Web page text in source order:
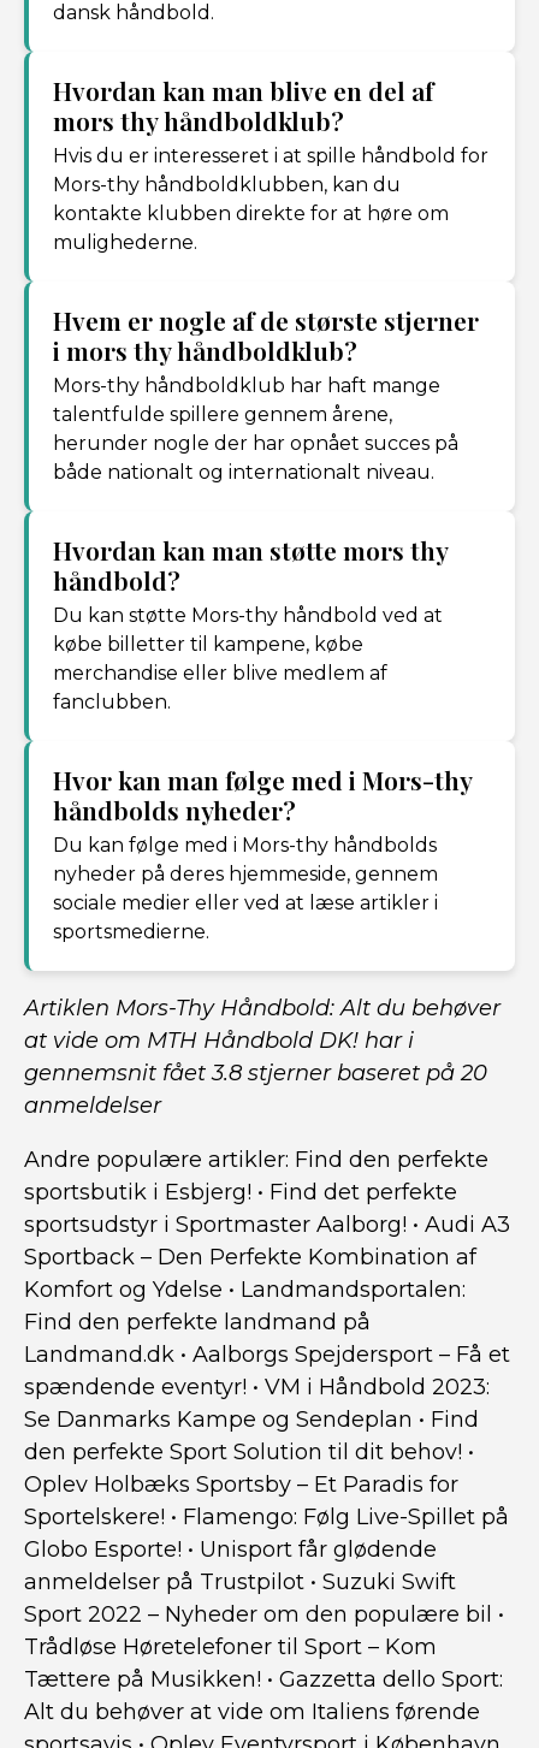
dansk håndbold.
Hvordan kan man blive en del af
mors thy håndboldklub?
Hvis du er interesseret i at spille håndbold for
Mors-thy håndboldklubben, kan du
kontakte klubben direkte for at høre om
mulighederne.
Hvem er nogle af de største stjerner
i mors thy håndboldklub?
Mors-thy håndboldklub har haft mange
talentfulde spillere gennem årene,
herunder nogle der har opnået succes på
både nationalt og internationalt niveau.
Hvordan kan man støtte mors thy
håndbold?
Du kan støtte Mors-thy håndbold ved at
købe billetter til kampene, købe
merchandise eller blive medlem af
fanclubben.
Hvor kan man følge med i Mors-thy
håndbolds nyheder?
Du kan følge med i Mors-thy håndbolds
nyheder på deres hjemmeside, gennem
sociale medier eller ved at læse artikler i
sportsmedierne.
Artiklen Mors-Thy Håndbold: Alt du behøver
at vide om MTH Håndbold DK! har i
gennemsnit fået3.8 stjerner baseret på20
anmeldelser
Andre populære artikler: Find den perfekte
sportsbutik i Esbjerg! • Find det perfekte
sportsudstyr i Sportmaster Aalborg! • Audi A3
Sportback – Den Perfekte Kombination af
Komfort og Ydelse • Landmandsportalen:
Find den perfekte landmand på
Landmand.dk • Aalborgs Spejdersport – Få et
spændende eventyr! • VM i Håndbold 2023:
Se Danmarks Kampe og Sendeplan • Find
den perfekte Sport Solution til dit behov! •
Oplev Holbæks Sportsby – Et Paradis for
Sportelskere! • Flamengo: Følg Live-Spillet på
Globo Esporte! • Unisport får glødende
anmeldelser på Trustpilot • Suzuki Swift
Sport 2022 – Nyheder om den populære bil •
Trådløse Høretelefoner til Sport – Kom
Tættere på Musikken! • Gazzetta dello Sport:
Alt du behøver at vide om Italiens førende